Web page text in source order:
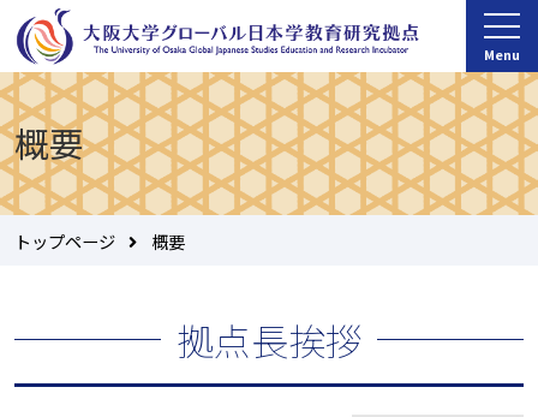
Menu
概要
トップページ 概要
拠点長挨拶